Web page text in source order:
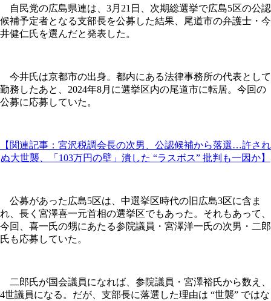
自民党の広島県連は、3月21日、次期総選挙で広島5区の公認
候補予定者となる支部長を公募した結果、尾道市の弁護士・今
井健仁氏を選んだと発表した。
今井氏は京都市の出身。都内にある法律事務所の代表として
勤務したあと、2024年8月に選挙区内の尾道市に転居。今回の
公募に応募していた。
【関連記事：宮沢税調会長の次男、公認候補から落選…許され
ぬ大世襲、「103万円の壁」潰した “ラスボス” 批判も一因か】
公募があった広島5区は、中選挙区時代の旧広島3区に含ま
れ、長く宮澤喜一元首相の選挙区でもあった。それもあって、
今回、喜一氏の甥にあたる参院議員・宮澤洋一氏の次男・二郎
氏も応募していた。
二郎氏が国会議員になれば、参院議員・宮澤裕氏から数え、
4世議員になる。だが、支部長に落選した理由は “世襲” ではな